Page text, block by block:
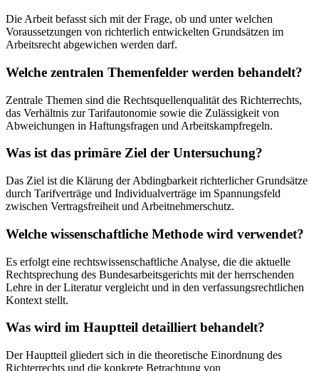
Die Arbeit befasst sich mit der Frage, ob und unter welchen
Voraussetzungen von richterlich entwickelten Grundsätzen im
Arbeitsrecht abgewichen werden darf.
Welche zentralen Themenfelder werden behandelt?
Zentrale Themen sind die Rechtsquellenqualität des Richterrechts,
das Verhältnis zur Tarifautonomie sowie die Zulässigkeit von
Abweichungen in Haftungsfragen und Arbeitskampfregeln.
Was ist das primäre Ziel der Untersuchung?
Das Ziel ist die Klärung der Abdingbarkeit richterlicher Grundsätze
durch Tarifverträge und Individualverträge im Spannungsfeld
zwischen Vertragsfreiheit und Arbeitnehmerschutz.
Welche wissenschaftliche Methode wird verwendet?
Es erfolgt eine rechtswissenschaftliche Analyse, die die aktuelle
Rechtsprechung des Bundesarbeitsgerichts mit der herrschenden
Lehre in der Literatur vergleicht und in den verfassungsrechtlichen
Kontext stellt.
Was wird im Hauptteil detailliert behandelt?
Der Hauptteil gliedert sich in die theoretische Einordnung des
Richterrechts und die konkrete Betrachtung von